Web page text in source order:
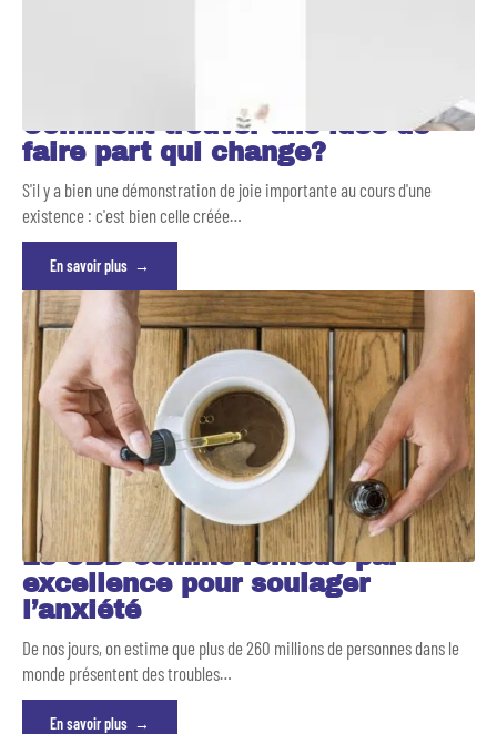
Comment trouver une idée de
faire part qui change?
S'il y a bien une démonstration de joie importante au cours d'une
existence : c'est bien celle créée…
En savoir plus
Le CBD comme remède par
excellence pour soulager
l’anxiété
De nos jours, on estime que plus de 260 millions de personnes dans le
monde présentent des troubles…
En savoir plus